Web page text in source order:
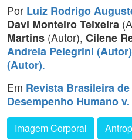
Por Luiz Rodrigo
Davi Monteiro Teixeira
Martins (Autor), Cilene
Andreia Pelegrini (Autor)
(Autor).
Em Revista Brasileira
Desempenho Humano v.
Imagem Corporal